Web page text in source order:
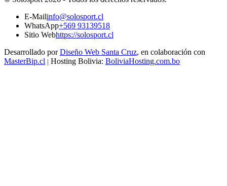
E-Mailinfo@solosport.cl
WhatsApp+569 93139518
Sitio Webhttps://solosport.cl
Desarrollado porDiseño Web Santa Cruz, en colaboración con
MasterBip.cl | Hosting Bolivia: BoliviaHosting.com.bo